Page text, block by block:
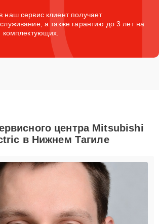
сервис клиент получает
а также гарантию до 3 лет на
комплектующих.
центра Mitsubishi
в Нижнем Тагиле